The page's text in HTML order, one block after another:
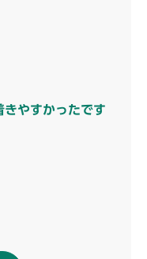
やすかったです